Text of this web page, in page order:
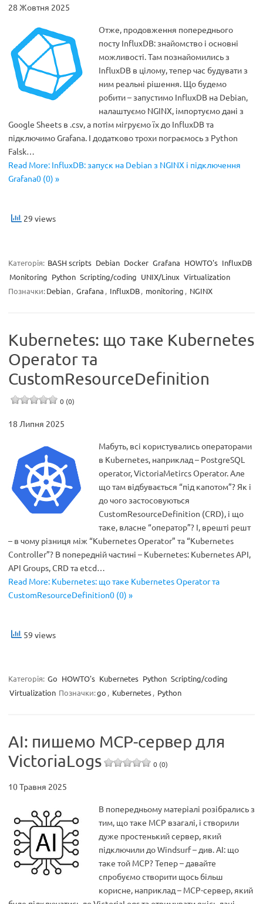
28 Жовтня 2025
Отже, продовження попереднього
посту InfluxDB: знайомство і основні
можливості. Там познайомились з
InfluxDB в цілому, тепер час будувати з
ним реальні рішення. Що будемо
робити – запустимо InfluxDB на Debian,
налаштуємо NGINX, імпортуємо дані з
Google Sheets в .csv, а потім мігруємо їх до InfluxDB та
підключимо Grafana. І додатково трохи пограємось з Python
Falsk…
Read More: InfluxDB: запуск на Debian з NGINX і підключення
Grafana0 (0) »
29 views
Категорія: BASH scripts Debian Docker Grafana HOWTO's InfluxDB
Monitoring Python Scripting/coding UNIX/Linux Virtualization
Позначки:Debian, Grafana , InfluxDB, monitoring , NGINX
Kubernetes: що таке Kubernetes
Operator та
CustomResourceDefinition
0 (0)
18 Липня 2025
Мабуть, всі користувались операторами
в Kubernetes, наприклад – PostgreSQL
operator, VictoriaMetircs Operator. Але
що там відбувається “під капотом”? Як і
до чого застосовуються
CustomResourceDefinition (CRD), і що
таке, власне “оператор”? І, врешті решт
– в чому різниця між “Kubernetes Operator” та “Kubernetes
Controller”? В попередній частині – Kubernetes: Kubernetes API,
API Groups, CRD та etcd…
Read More: Kubernetes: що таке Kubernetes Operator та
CustomResourceDefinition0 (0) »
59 views
Категорія: Go HOWTO's Kubernetes Python Scripting/coding
Virtualization Позначки:go , Kubernetes, Python
AI: пишемо MCP-сервер для
VictoriaLogs
0 (0)
10 Травня 2025
В попередньому матеріалі розібрались з
тим, що таке MCP взагалі, і створили
дуже простенький сервер, який
підключили до Windsurf – див. AI: що
таке той MCP? Тепер – давайте
спробуємо створити щось більш
корисне, наприклад – MCP-сервер, який